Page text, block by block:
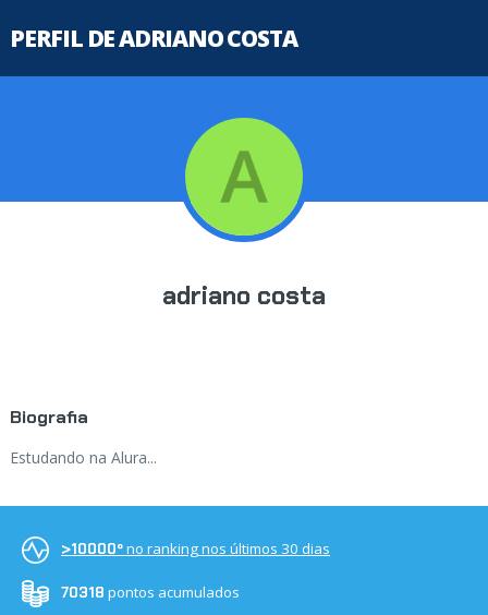
PERFIL DE ADRIANO COSTA
adriano costa
Biografia
Estudando na Alura...
>10000ºno ranking nos últimos 30 dias
70318 pontos acumulados